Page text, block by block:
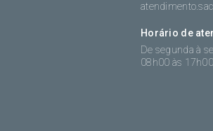
Horário de
De segunda à
08h00 às 17h00